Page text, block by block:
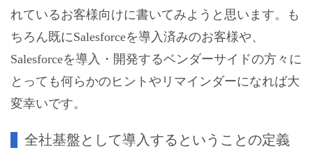
れているお客様向けに書いてみようと思います。も
ちろん既にSalesforceを導入済みのお客様や、
Salesforceを導入・開発するベンダーサイドの方々に
とっても何らかのヒントやリマインダーになれば大
変幸いです。
全社基盤として導入するということの定義